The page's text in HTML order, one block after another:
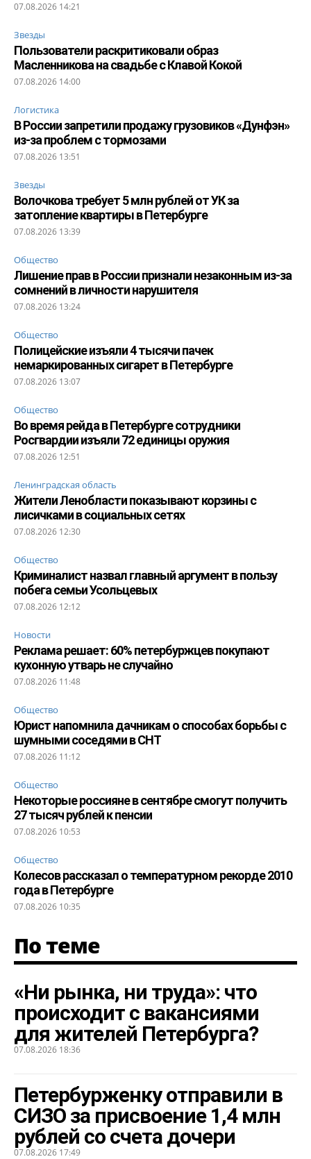
07.08.2026 14:21
Звезды
Пользователи раскритиковали образ
Масленникова на свадьбе с Клавой Кокой
07.08.2026 14:00
Логистика
В России запретили продажу грузовиков «Дунфэн»
из-за проблем с тормозами
07.08.2026 13:51
Звезды
Волочкова требует 5 млн рублей от УК за
затопление квартиры в Петербурге
07.08.2026 13:39
Общество
Лишение прав в России признали незаконным из-за
сомнений в личности нарушителя
07.08.2026 13:24
Общество
Полицейские изъяли 4 тысячи пачек
немаркированных сигарет в Петербурге
07.08.2026 13:07
Общество
Во время рейда в Петербурге сотрудники
Росгвардии изъяли 72 единицы оружия
07.08.2026 12:51
Ленинградская область
Жители Ленобласти показывают корзины с
лисичками в социальных сетях
07.08.2026 12:30
Общество
Криминалист назвал главный аргумент в пользу
побега семьи Усольцевых
07.08.2026 12:12
Новости
Реклама решает: 60% петербуржцев покупают
кухонную утварь не случайно
07.08.2026 11:48
Общество
Юрист напомнила дачникам о способах борьбы с
шумными соседями в СНТ
07.08.2026 11:12
Общество
Некоторые россияне в сентябре смогут получить
27 тысяч рублей к пенсии
07.08.2026 10:53
Общество
Колесов рассказал о температурном рекорде 2010
года в Петербурге
07.08.2026 10:35
По теме
«Ни рынка, ни труда»: что
происходит с вакансиями
для жителей Петербурга?
07.08.2026 18:36
Петербурженку отправили в
СИЗО за присвоение 1,4 млн
рублей со счета дочери
07.08.2026 17:49